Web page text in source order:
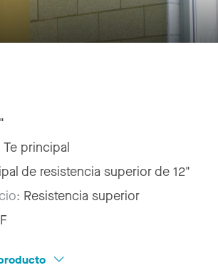
Te principal
de resistencia superior de 12"
Resistencia superior